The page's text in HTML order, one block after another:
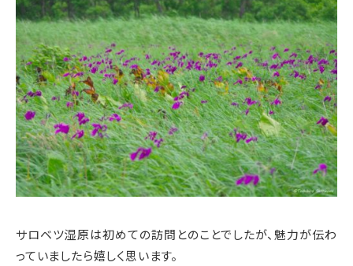
サロベツ湿原は初めての訪問とのことでしたが、魅力が伝わ
っていましたら嬉しく思います。